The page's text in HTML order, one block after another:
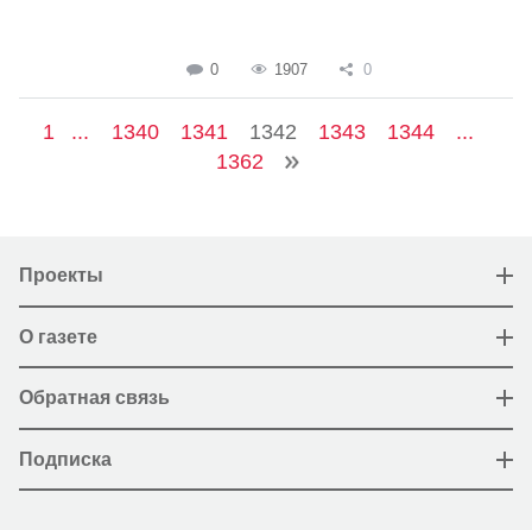
0 1907 0
1 ... 1340 1341 1342 1343 1344
...
1362
Проекты
О газете
Обратная связь
Подписка